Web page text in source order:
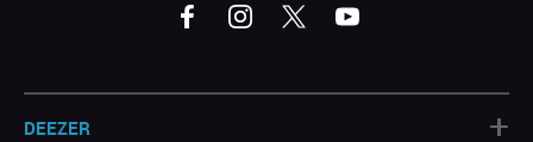
DEEZER +